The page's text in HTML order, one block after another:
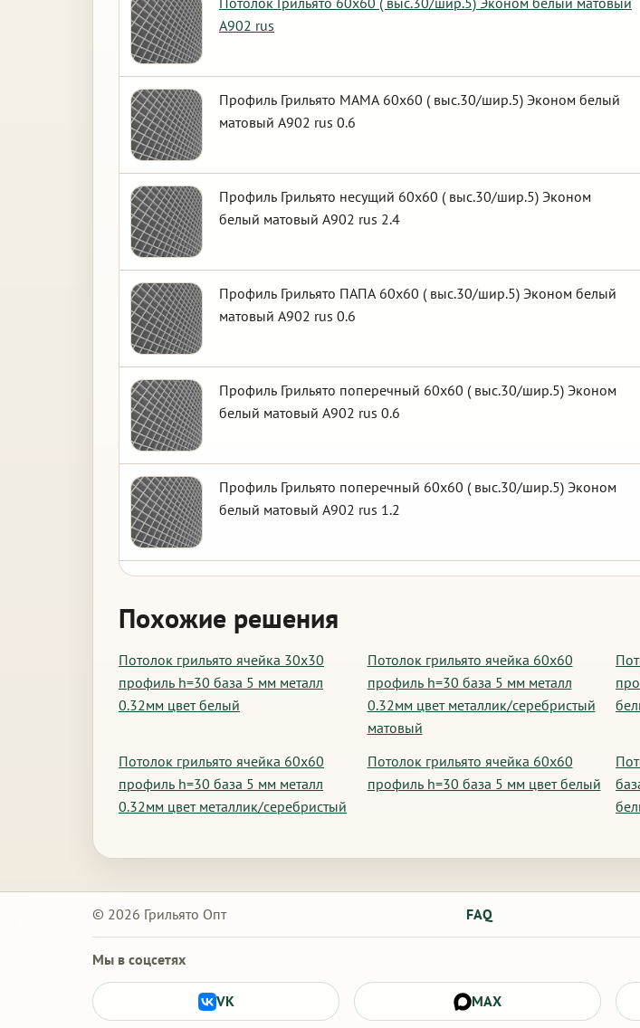
А902 rus
Профиль Грильято МАМА 60х60 ( выс.30/шир.5) Эконом белый
матовый А902 rus 0.6
Профиль Грильято несущий 60х60 ( выс.30/шир.5) Эконом
белый матовый А902 rus 2.4
Профиль Грильято ПАПА 60х60 ( выс.30/шир.5) Эконом белый
матовый А902 rus 0.6
Профиль Грильято поперечный 60х60 ( выс.30/шир.5) Эконом
белый матовый А902 rus 0.6
Профиль Грильято поперечный 60х60 ( выс.30/шир.5) Эконом
белый матовый А902 rus 1.2
Похожие решения
Потолок грильято ячейка 30х30
профиль h=30 база 5 мм металл
0.32мм цвет белый
Потолок грильято ячейка 60х60
профиль h=30 база 5 мм металл
0.32мм цвет металлик/серебристый
матовый
Потолок грильято ячейка 60х60
профиль h=30 база 5 мм металл
0.32мм цвет металлик/серебристый
Потолок грильято ячейка 60х60
профиль h=30 база 5 мм цвет белый
© 2026 Грильято Опт FAQ
Мы в соцсетях
VK MAX